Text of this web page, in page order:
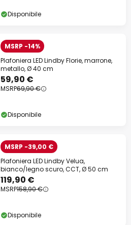
Disponibile
MSRP -14%
Plafoniera LED Lindby Florie, marrone,
metallo, Ø 40 cm
59,90 €
MSRP69,90 €
Disponibile
MSRP -39,00 €
Plafoniera LED Lindby Velua,
bianco/legno scuro, CCT, Ø 50 cm
119,90 €
MSRP158,90 €
Disponibile